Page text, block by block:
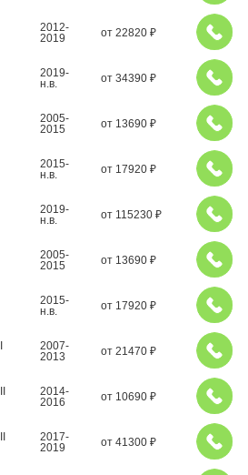
2012-
2019
от 22820 ₽
2019-
н.в.
от 34390 ₽
2005-
2015
от 13690 ₽
2015-
н.в.
от 17920 ₽
2019-
н.в.
от 115230 ₽
2005-
2015
от 13690 ₽
2015-
н.в.
от 17920 ₽
2007-
2013
от 21470 ₽
2014-
2016
от 10690 ₽
2017-
2019
от 41300 ₽